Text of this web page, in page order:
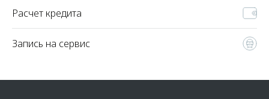
Расчет кредита
Запись на сервис